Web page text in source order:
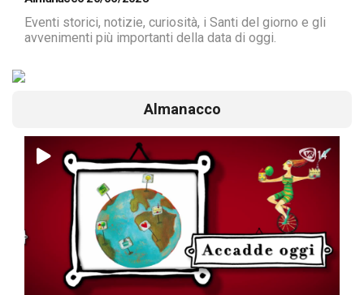
45.87%
Eventi storici, notizie, curiosità, i Santi del giorno e gli
avvenimenti più importanti della data di oggi.
Almanacco